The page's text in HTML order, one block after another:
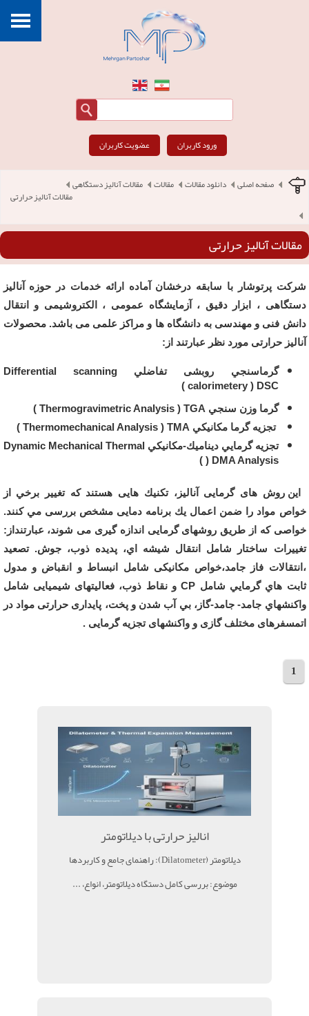
ورود کاربران عضویت کاربران
صفحه اصلی دانلود مقالات مقالات مقالات آنالیز دستگاهی
مقالات آنالیز حرارتی
مقالات آنالیز حرارتی
شرکت پرتوشار با سابقه درخشان آماده ارائه خدمات در حوزه آنالیز
دستگاهی ، ابزار دقیق ، آزمایشگاه عمومی ، الکتروشیمی و انتقال
دانش فنی و مهندسی به دانشگاه ها و مراکز علمیمی باشد. محصولات
آنالیز حرارتی مورد نظر عبارتند از:
گرماسنجي روبشی تفاضليDifferential scanning
calorimetery ) DSC )
گرما وزن‏ سنجي Thermogravimetric Analysis ) TGA )
تجزيه گرما مكانيكي Thermomechanical Analysis ) TMA )
تجزيه گرمايي ديناميك-مكانيكي Dynamic Mechanical Thermal
) DMA Analysis )
اين روش ‏های گرمايی آناليز، تكنيك‏ هايی هستند كه تغيير برخي از
خواص مواد را ضمن اعمال يك برنامه دمايی مشخص بررسی مي‏ كنند.
خواصی كه از طريق روش‏های گرمايی اندازه‏ گيری می‏ شوند، عبارتنداز:
تغييرات ساختار شامل انتقال شيشه‏ اي، پديده ذوب، جوش. تصعيد
،انتقالات فاز جامد،خواص مكانيكی شامل انبساط و انقباض و مدول
ثابت‏ هاي گرمايي شامل CP و نقاط ذوب، فعاليت‏های شيميايی شامل
واكنش‏هاي جامد- جامد-گاز، بي‏ آب شدن و پخت، پايداری حرارتی مواد در
اتمسفرهای مختلف گازی و واكنش‏های تجزيه گرمايی .
1
انالیز حرارتی با دیلاتومتر
دیلاتومتر (Dilatometer): راهنمای جامع و کاربردها
موضوع: بررسی کامل دستگاه دیلاتومتر، انواع، ...